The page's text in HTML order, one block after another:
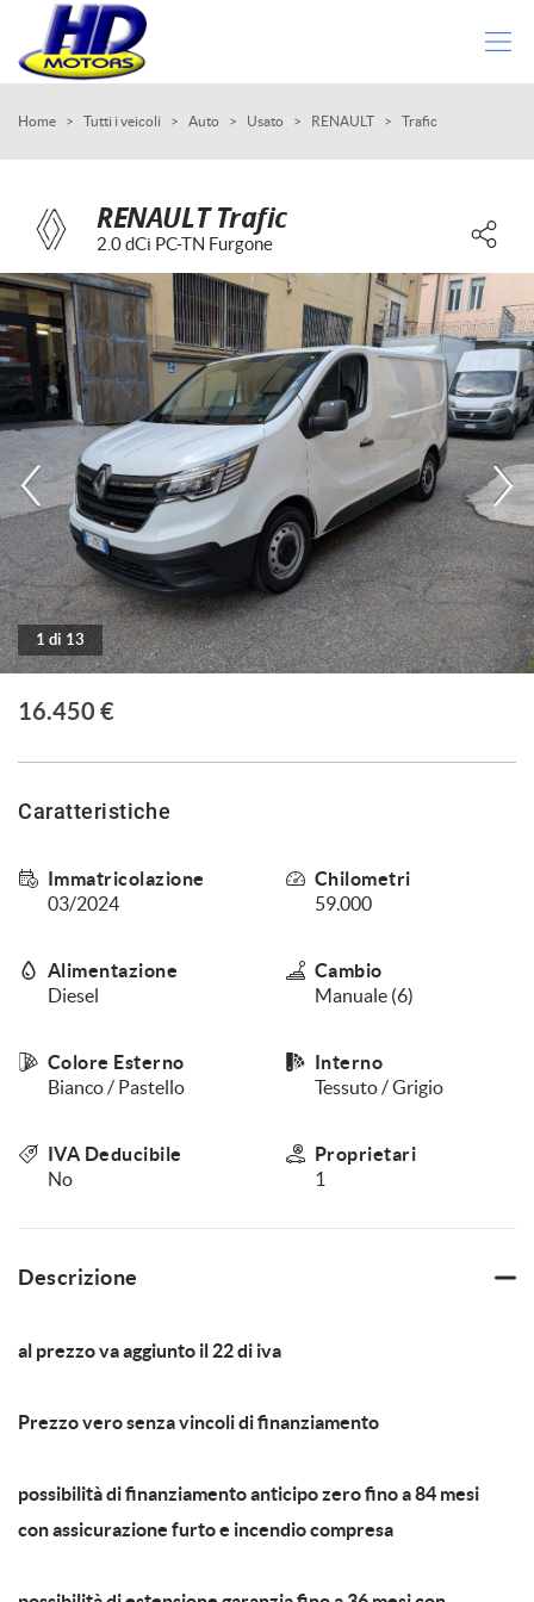
HOME
ACQUISTIAMO USATO
DICONO DI NOI
CONTATTI
Home > Tutti i veicoli > Auto > Usato > RENAULT > Trafic
RENAULT Trafic
2.0 dCi PC-TN Furgone
1 di 13
16.450 €
Caratteristiche
Immatricolazione
03/2024
Chilometri
59.000
Alimentazione
Diesel
Cambio
Manuale (6)
Colore Esterno
Bianco / Pastello
Interno
Tessuto / Grigio
IVA Deducibile
No
Proprietari
1
Descrizione
al prezzo va aggiunto il 22 di iva
Prezzo vero senza vincoli di finanziamento
possibilità di finanziamento anticipo zero fino a 84 mesi
con assicurazione furto e incendio compresa